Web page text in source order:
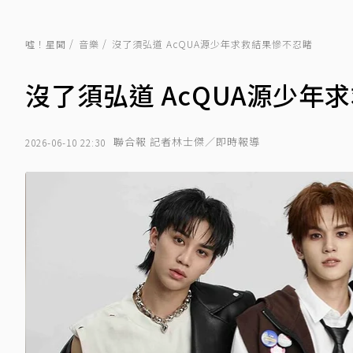
噓！星聞 音樂 沒了須弘道 AcQUA源少年求救結果慘不忍睹
沒了須弘道 AcQUA源少年
2026-06-10 22:30 聯合報 記者林士傑／即時報導